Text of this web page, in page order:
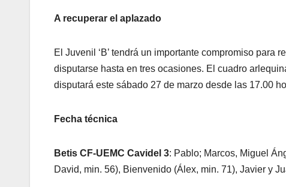
A recuperar el aplazado
El Juvenil ‘B’ tendrá un importante compromiso
disputarse hasta en tres ocasiones. El cuadro
disputará este sábado 27 de marzo desde las 17.00
Fecha técnica
Betis CF-UEMC Cavidel 3: Pablo; Marcos, Miguel
David, min. 56), Bienvenido (Álex, min. 71), Javier y